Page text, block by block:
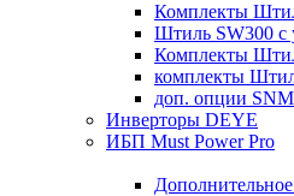
Комплекты
Штиль SW300 с
Комплекты
комплекты
доп. опции
Инверторы DEYE
ИБП Must Power Pro